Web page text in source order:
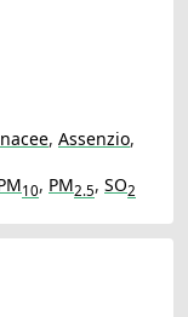
, Assenzio,
10, PM2.5, SO2